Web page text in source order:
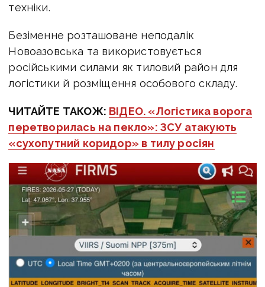
техніки.
Безіменне розташоване неподалік
Новоазовська та використовується
російськими силами як тиловий район для
логістики й розміщення особового складу.
ЧИТАЙТЕ ТАКОЖ: ВІДЕО. «Логістика ворога
перетворилась на пекло»: ЗСУ атакують
«сухопутний коридор» в тилу росіян